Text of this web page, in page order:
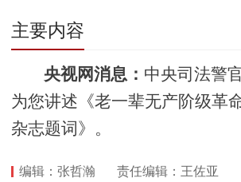
主要内容
央视网消息： 中央司法警
为您讲述《老一辈无产阶级革
杂志题词》。
编辑：张哲瀚 责任编辑：王佐亚